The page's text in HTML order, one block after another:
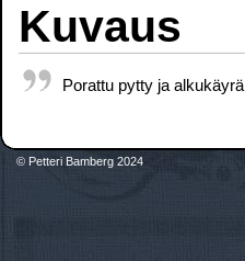
Kuvaus
Porattu pytty ja alkukäyrä
© Petteri Bamberg 2024